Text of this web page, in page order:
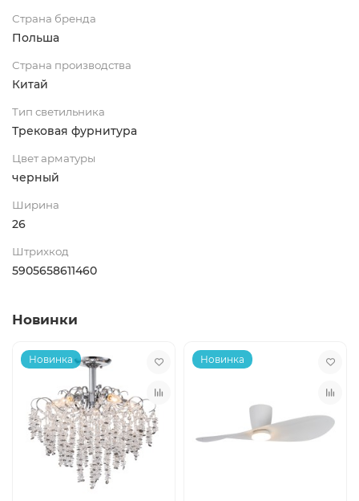
Страна бренда
Польша
Страна производства
Китай
Тип светильника
Трековая фурнитура
Цвет арматуры
черный
Ширина
26
Штрихкод
5905658611460
Новинки
Новинка Новинка